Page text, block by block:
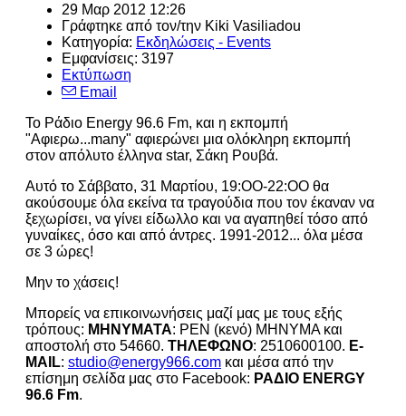
29 Μαρ 2012 12:26
Γράφτηκε από τον/την Kiki Vasiliadou
Κατηγορία: Εκδηλώσεις - Events
Εμφανίσεις: 3197
Εκτύπωση
Email
Το Ράδιο Energy 96.6 Fm, και η εκπομπή
"Αφιερω...many" αφιερώνει μια ολόκληρη εκπομπή
στον απόλυτο έλληνα star, Σάκη Ρουβά.
Αυτό το Σάββατο, 31 Μαρτίου, 19:ΟΟ-22:ΟΟ θα
ακούσουμε όλα εκείνα τα τραγούδια που τον έκαναν να
ξεχωρίσει, να γίνει είδωλλο και να αγαπηθεί τόσο από
γυναίκες, όσο και από άντρες. 1991-2012... όλα μέσα
σε 3 ώρες!
Μην το χάσεις!
Μπορείς να επικοινωνήσεις μαζί μας με τους εξής
τρόπους: ΜΗΝΥΜΑΤΑ: ΡΕΝ (κενό) MHNYMA και
αποστολή στο 54660. ΤΗΛΕΦΩΝΟ: 2510600100. E-
MAIL: studio@energy966.com και μέσα από την
επίσημη σελίδα μας στο Facebook: ΡΑΔΙΟ ENERGY
96.6 Fm.